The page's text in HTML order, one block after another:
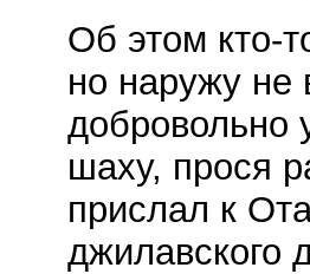
Об этом кто-
но наружу
добровольно
шаху, прося
прислал к
джилавского